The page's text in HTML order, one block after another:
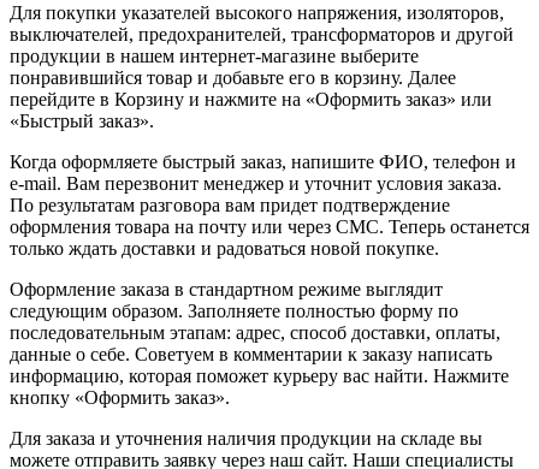
Для покупки указателей высокого напряжения, изоляторов,
выключателей, предохранителей, трансформаторов и другой
продукции в нашем интернет-магазине выберите
понравившийся товар и добавьте его в корзину. Далее
перейдите в Корзину и нажмите на «Оформить заказ» или
«Быстрый заказ».
Когда оформляете быстрый заказ, напишите ФИО, телефон и
e-mail. Вам перезвонит менеджер и уточнит условия заказа.
По результатам разговора вам придет подтверждение
оформления товара на почту или через СМС. Теперь останется
только ждать доставки и радоваться новой покупке.
Оформление заказа в стандартном режиме выглядит
следующим образом. Заполняете полностью форму по
последовательным этапам: адрес, способ доставки, оплаты,
данные о себе. Советуем в комментарии к заказу написать
информацию, которая поможет курьеру вас найти. Нажмите
кнопку «Оформить заказ».
Для заказа и уточнения наличия продукции на складе вы
можете отправить заявку через наш сайт. Наши специалисты